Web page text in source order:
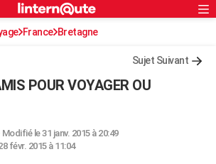
S'inscrire
Connexion
France Bretagne
Sujet Suivant
POUR VOYAGER OU
Modifié le 31 janv. 2015 à 20:49
févr. 2015 à 11:04